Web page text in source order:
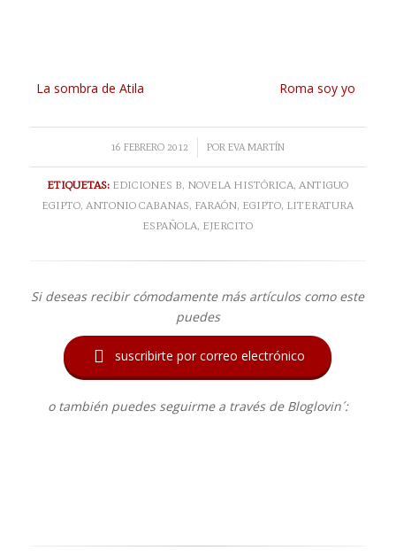
La sombra de Atila Roma soy yo
16 FEBRERO 2012
/ POREVA MARTÍN
ETIQUETAS: EDICIONES B, NOVELA HISTÓRICA, ANTIGUO
EGIPTO, ANTONIO CABANAS, FARAÓN, EGIPTO, LITERATURA
ESPAÑOLA, EJERCITO
Si deseas recibir cómodamente más artículos como este
puedes
 suscribirte por correo electrónico
o también puedes seguirme a través de Bloglovin´: